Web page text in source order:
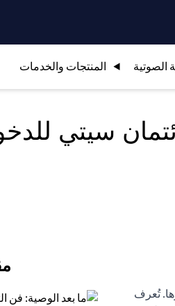
الصوتية المنتجات والخدمات
سيتي
تُعرف